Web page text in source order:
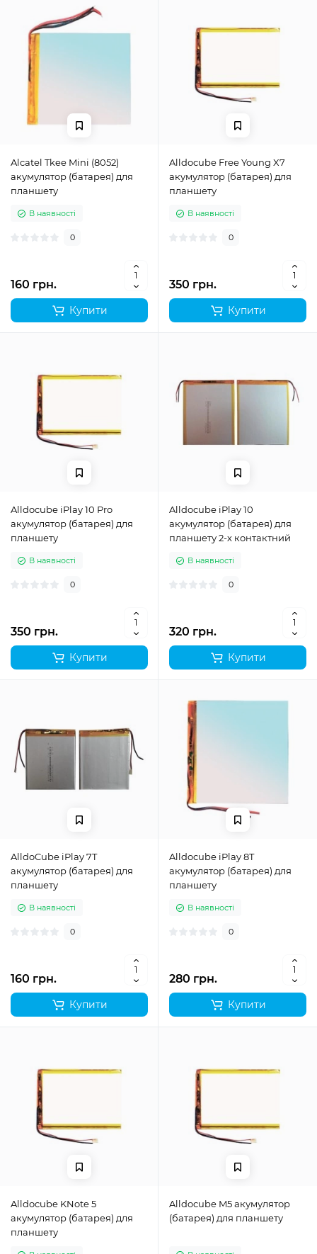
Alcatel Tkee Mini (8052)
акумулятор (батарея) для
планшету
В наявності
0
160 грн.
Купити
Alldocube Free Young X7
акумулятор (батарея) для
планшету
В наявності
0
350 грн.
Купити
Alldocube iPlay 10 Pro
акумулятор (батарея) для
планшету
В наявності
0
350 грн.
Купити
Alldocube iPlay 10
акумулятор (батарея) для
планшету 2-х контактний
В наявності
0
320 грн.
Купити
AlldoCube iPlay 7T
акумулятор (батарея) для
планшету
В наявності
0
160 грн.
Купити
Alldocube iPlay 8T
акумулятор (батарея) для
планшету
В наявності
0
280 грн.
Купити
Alldocube KNote 5
акумулятор (батарея) для
планшету
Alldocube M5 акумулятор
(батарея) для планшету